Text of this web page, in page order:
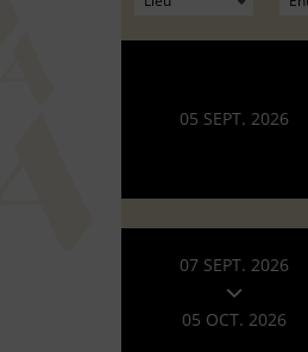
05 SEPT. 2026
07 SEPT. 2026
05 OCT. 2026